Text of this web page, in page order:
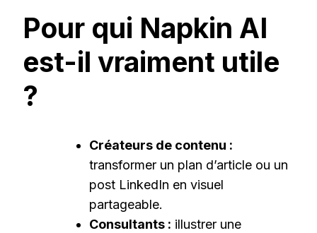
Pour qui Napkin AI
est-il vraiment utile
?
Créateurs de contenu :
transformer un plan d’article ou un
post LinkedIn en visuel
partageable.
Consultants : illustrer une